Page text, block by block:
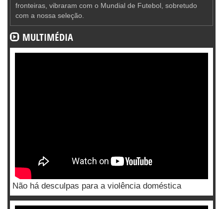
fronteiras, vibraram com o Mundial de Futebol, sobretudo
com a nossa seleção.
MULTIMÉDIA
Não há desculpas para a violência doméstica